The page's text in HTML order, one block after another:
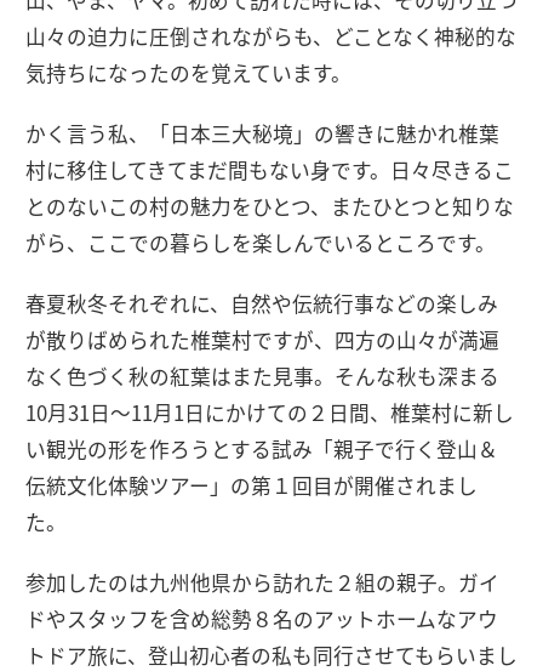
山々の迫力に圧倒されながらも、どことなく神秘的な
気持ちになったのを覚えています。
かく言う私、「日本三大秘境」の響きに魅かれ椎葉
村に移住してきてまだ間もない身です。日々尽きるこ
とのないこの村の魅力をひとつ、またひとつと知りな
がら、ここでの暮らしを楽しんでいるところです。
春夏秋冬それぞれに、自然や伝統行事などの楽しみ
が散りばめられた椎葉村ですが、四方の山々が満遍
なく色づく秋の紅葉はまた見事。そんな秋も深まる
10月31日〜11月1日にかけての２日間、椎葉村に新し
い観光の形を作ろうとする試み「親子で行く登山＆
伝統文化体験ツアー」の第１回目が開催されまし
た。
参加したのは九州他県から訪れた２組の親子。ガイ
ドやスタッフを含め総勢８名のアットホームなアウ
トドア旅に、登山初心者の私も同行させてもらいまし